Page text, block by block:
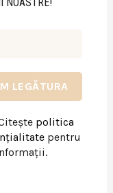
politica
pentru